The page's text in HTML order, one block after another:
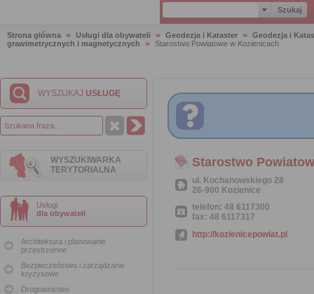
Strona główna Usługi dla obywateli Geodezja i Kataster
Geodezja i
grawimetrycznych i magnetycznych
Starostwo Powiatowe w Kozienicach
WYSZUKAJ USŁUGĘ
WYSZUKIWARKA
TERYTORIALNA
Usługi
dla obywateli
Architektura i planowanie
przestrzenne
Bezpieczeństwo i zarządzanie
kryzysowe
Drogownictwo
Starostwo
ul. Kochanowskiego 28
26-900 Kozienice
telefon: 48 6117300
fax: 48 6117317
http://kozienicepowiat.pl